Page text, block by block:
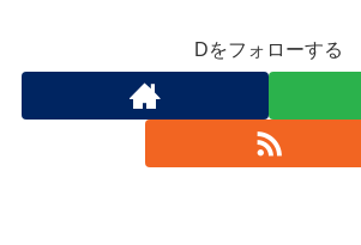
Dをフォローする